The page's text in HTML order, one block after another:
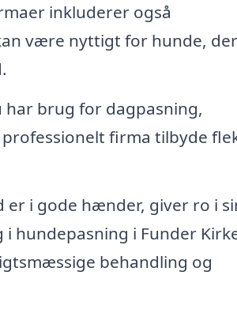
inkluderer også
være nyttigt for hunde,
har brug for dagpasning,
firma tilbyde
er i gode hænder, giver ro i
hundepasning i Funder
behandling og